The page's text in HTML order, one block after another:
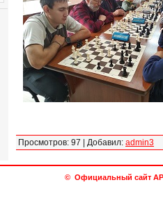
Просмотров: 97 Добавил: admin3
© Официальный сайт